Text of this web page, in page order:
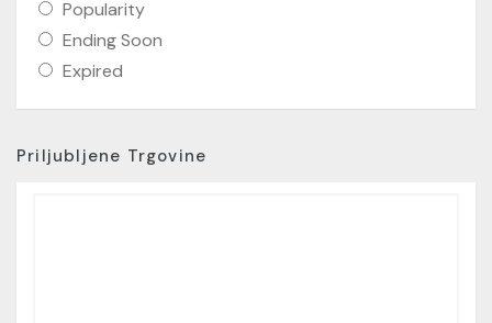
Popularity
Ending Soon
Expired
Priljubljene Trgovine